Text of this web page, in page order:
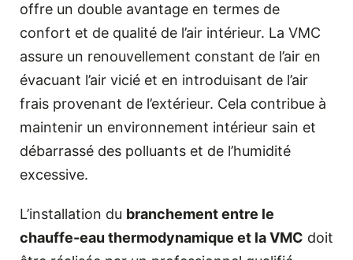
offre un double avantage en termes de
confort et de qualité de l’air intérieur. La VMC
assure un renouvellement constant de l’air en
évacuant l’air vicié et en introduisant de l’air
frais provenant de l’extérieur. Cela contribue à
maintenir un environnement intérieur sain et
débarrassé des polluants et de l’humidité
excessive.
L’installation du branchement entre le
chauffe-eau thermodynamique et la VMC doit